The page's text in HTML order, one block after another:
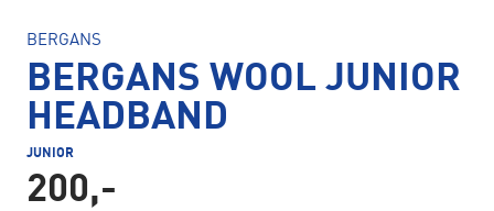
BERGANS
BERGANS WOOL JUNIOR
HEADBAND
JUNIOR
200,-